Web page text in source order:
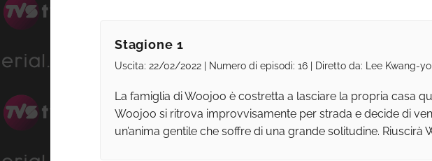
Stagione 1
Uscita: 22/02/2022 | Numero di episodi: 16 | Diretto da: Lee Kwang-
La famiglia di Woojoo è costretta a lasciare la propria casa
Woojoo si ritrova improvvisamente per strada e decide di
un’anima gentile che soffre di una grande solitudine.